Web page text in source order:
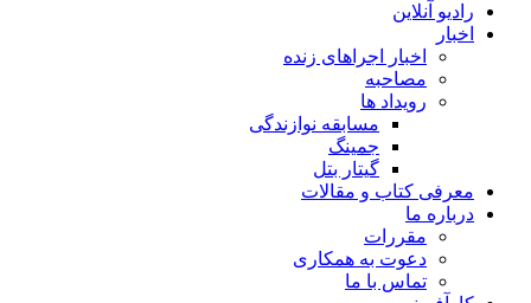
رادیو آنلاین
اخبار
اخبار اجراهای زنده
مصاحبه
رویداد ها
مسابقه نوازندگی
جمینگ
گیتار بتل
معرفی کتاب و مقالات
درباره ما
مقررات
دعوت به همکاری
تماس با ما